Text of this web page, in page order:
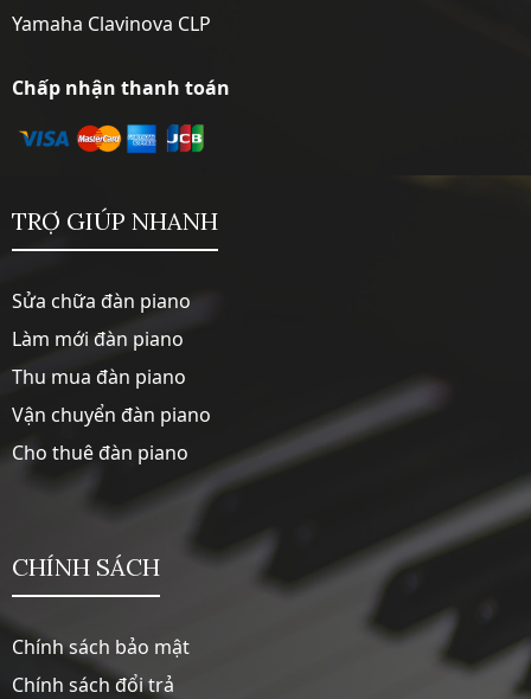
Yamaha Clavinova CLP
Chấp nhận thanh toán
TRỢ GIÚP NHANH
Sửa chữa đàn piano
Làm mới đàn piano
Thu mua đàn piano
Vận chuyển đàn piano
Cho thuê đàn piano
CHÍNH SÁCH
Chính sách bảo mật
Chính sách đổi trả